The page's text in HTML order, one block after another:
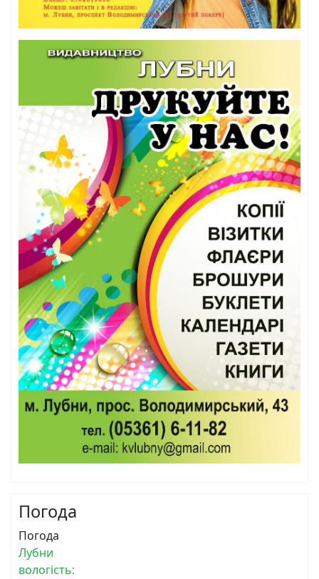
Погода
Погода
Лубни
вологість: